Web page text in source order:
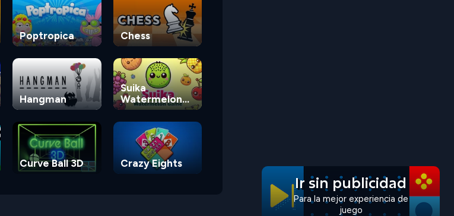
Poptropica Chess
Hangman
Suika
Watermelon
Game
Curve Ball 3D Crazy Eights
Ir sin publicidad
Para la mejor experiencia de
juego